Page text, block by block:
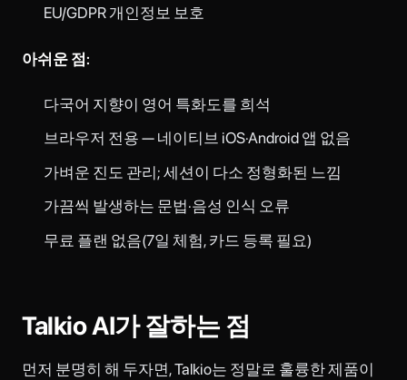
EU/GDPR 개인정보 보호
아쉬운 점:
다국어 지향이 영어 특화도를 희석
브라우저 전용 — 네이티브 iOS·Android 앱 없음
가벼운 진도 관리; 세션이 다소 정형화된 느낌
가끔씩 발생하는 문법·음성 인식 오류
무료 플랜 없음(7일 체험, 카드 등록 필요)
Talkio AI가 잘하는 점
먼저 분명히 해 두자면, Talkio는 정말로 훌륭한 제품이